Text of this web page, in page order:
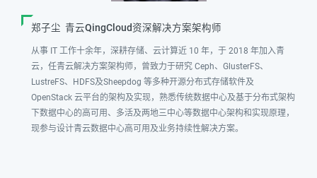
郑子尘 青云QingCloud资深解决方案架构师
从事 IT 工作十余年，深耕存储、云计算近 10 年，于 2018 年加入青
云，任青云解决方案架构师，曾致力于研究 Ceph、GlusterFS、
LustreFS、HDFS及Sheepdog 等多种开源分布式存储软件及
OpenStack 云平台的架构及实现，熟悉传统数据中心及基于分布式架构
下数据中心的高可用、多活及两地三中心等数据中心架构和实现原理，
现参与设计青云数据中心高可用及业务持续性解决方案。